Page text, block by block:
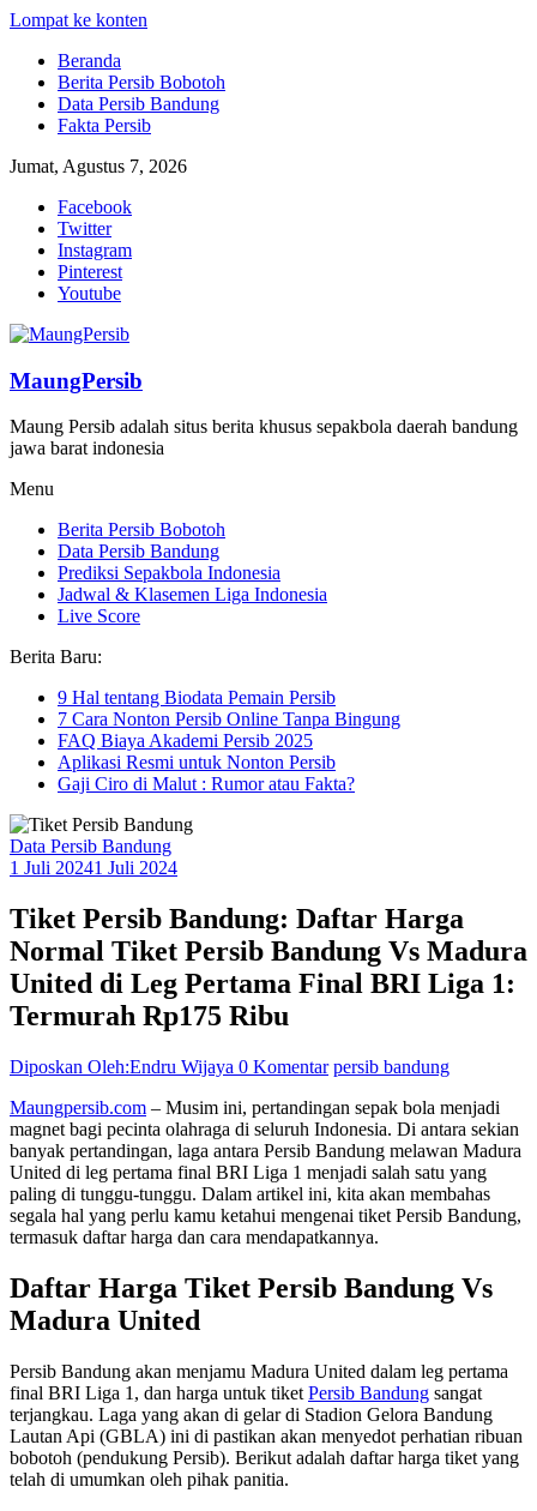
Lompat ke konten
Beranda
Berita Persib Bobotoh
Data Persib Bandung
Fakta Persib
Jumat, Agustus 7, 2026
Facebook
Twitter
Instagram
Pinterest
Youtube
MaungPersib
Maung Persib adalah situs berita khusus sepakbola daerah bandung
jawa barat indonesia
Menu
Berita Persib Bobotoh
Data Persib Bandung
Prediksi Sepakbola Indonesia
Jadwal & Klasemen Liga Indonesia
Live Score
Berita Baru:
9 Hal tentang Biodata Pemain Persib
7 Cara Nonton Persib Online Tanpa Bingung
FAQ Biaya Akademi Persib 2025
Aplikasi Resmi untuk Nonton Persib
Gaji Ciro di Malut : Rumor atau Fakta?
Data Persib Bandung
1 Juli 20241 Juli 2024
Tiket Persib Bandung: Daftar Harga
Normal Tiket Persib Bandung Vs Madura
United di Leg Pertama Final BRI Liga 1:
Termurah Rp175 Ribu
Diposkan Oleh:Endru Wijaya 0 Komentar persib bandung
Maungpersib.com – Musim ini, pertandingan sepak bola menjadi
magnet bagi pecinta olahraga di seluruh Indonesia. Di antara sekian
banyak pertandingan, laga antara Persib Bandung melawan Madura
United di leg pertama final BRI Liga 1 menjadi salah satu yang
paling di tunggu-tunggu. Dalam artikel ini, kita akan membahas
segala hal yang perlu kamu ketahui mengenai tiket Persib Bandung,
termasuk daftar harga dan cara mendapatkannya.
Daftar Harga Tiket Persib Bandung Vs
Madura United
Persib Bandung akan menjamu Madura United dalam leg pertama
final BRI Liga 1, dan harga untuk tiket Persib Bandung sangat
terjangkau. Laga yang akan di gelar di Stadion Gelora Bandung
Lautan Api (GBLA) ini di pastikan akan menyedot perhatian ribuan
bobotoh (pendukung Persib). Berikut adalah daftar harga tiket yang
telah di umumkan oleh pihak panitia.